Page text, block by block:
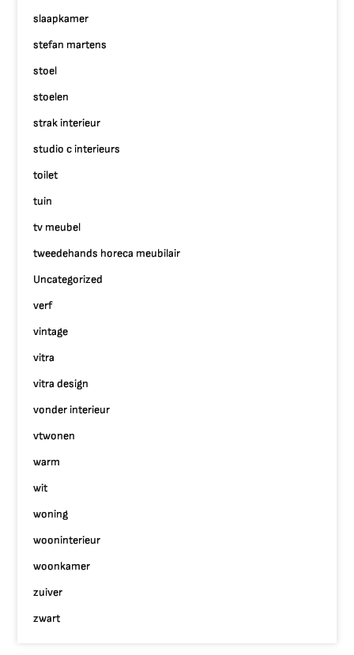
slaapkamer
stefan martens
stoel
stoelen
strak interieur
studio c interieurs
toilet
tuin
tv meubel
tweedehands horeca meubilair
Uncategorized
verf
vintage
vitra
vitra design
vonder interieur
vtwonen
warm
wit
woning
wooninterieur
woonkamer
zuiver
zwart